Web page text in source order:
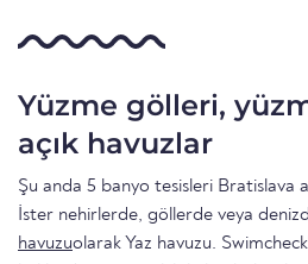
Yüzme gölleri,
açık havuzlar
Şu anda 5 banyo tesisleri Bratislava
İster nehirlerde, göllerde veya
havuzuolarak Yaz havuzu.